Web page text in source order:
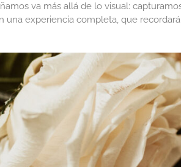
va más allá de lo visual:
una experiencia completa, que